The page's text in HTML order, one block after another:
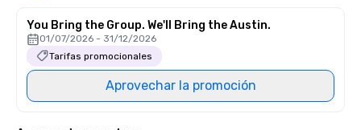
You Bring the Group. We'll Bring the Austin.
01/07/2026 - 31/12/2026
Tarifas promocionales
Aprovechar la promoción